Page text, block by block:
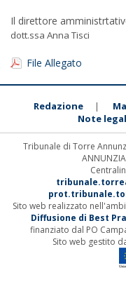
Il direttore
dott.ssa Anna Tisci
File Allegato
Redazione |
Note
Tribunale di Torre
Sito web realizzato
Diffusione di Best
finanziato dal PO
Sito web gestito